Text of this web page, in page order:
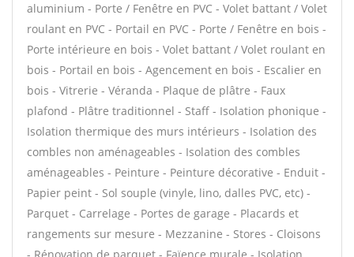
aluminium - Porte / Fenêtre en PVC - Volet battant / Volet
roulant en PVC - Portail en PVC - Porte / Fenêtre en bois -
Porte intérieure en bois - Volet battant / Volet roulant en
bois - Portail en bois - Agencement en bois - Escalier en
bois - Vitrerie - Véranda - Plaque de plâtre - Faux
plafond - Plâtre traditionnel - Staff - Isolation phonique -
Isolation thermique des murs intérieurs - Isolation des
combles non aménageables - Isolation des combles
aménageables - Peinture - Peinture décorative - Enduit -
Papier peint - Sol souple (vinyle, lino, dalles PVC, etc) -
Parquet - Carrelage - Portes de garage - Placards et
rangements sur mesure - Mezzanine - Stores - Cloisons